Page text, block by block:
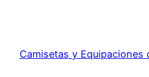
Camisetas y Equipaciones